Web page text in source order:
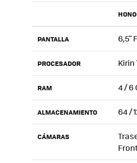
PANTALLA 6,5"
PROCESADOR Kirin
RAM 4 / 6
ALMACENAMIENTO 64 /
CÁMARAS